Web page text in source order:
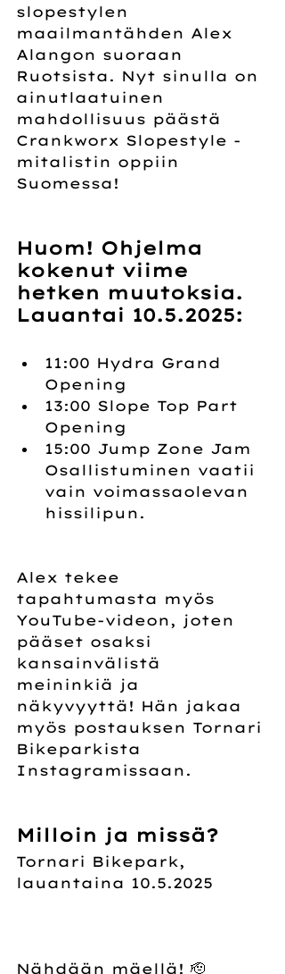
slopestylen
maailmantähden Alex
Alangon suoraan
Ruotsista. Nyt sinulla on
ainutlaatuinen
mahdollisuus päästä
Crankworx Slopestyle -
mitalistin oppiin
Suomessa!
Huom! Ohjelma
kokenut viime
hetken muutoksia.
Lauantai 10.5.2025:
11:00 Hydra Grand
Opening
13:00 Slope Top Part
Opening
15:00 Jump Zone Jam
Osallistuminen vaatii
vain voimassaolevan
hissilipun.
Alex tekee
tapahtumasta myös
YouTube-videon, joten
pääset osaksi
kansainvälistä
meininkiä ja
näkyvyyttä! Hän jakaa
myös postauksen Tornari
Bikeparkista
Instagramissaan.
Milloin ja missä?
Tornari Bikepark,
lauantaina 10.5.2025
Nähdään mäellä! 🫡